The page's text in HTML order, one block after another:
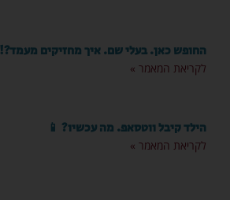
החופש כאן. בעלי שם. איך מחזיקים מעמד?!
לקריאת המאמר »
הילד קיבל ווטסאפ. מה עכשיו? 📱
לקריאת המאמר »